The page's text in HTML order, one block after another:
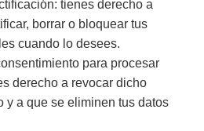
tienes derecho a
borrar o bloquear tus
cuando lo desees.
para procesar
derecho a revocar dicho
y a que se eliminen tus datos